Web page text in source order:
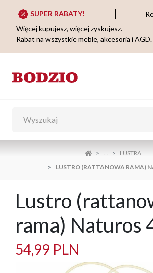
SUPER RABATY!
Więcej kupujesz, więcej zyskujesz.
Rabat na wszystkie meble, akcesoria i AGD.
...
LUSTRA
LUSTRO (RATTANOWA RAMA)
Lustro
rama) Naturos
54,99 PLN